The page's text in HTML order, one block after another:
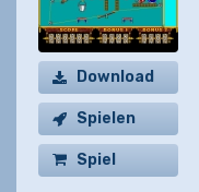
Download
Spielen
Spiel